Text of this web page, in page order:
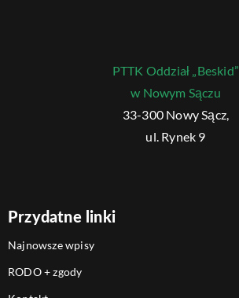
PTTK Oddział „Beskid”
w Nowym Sączu
33-300 Nowy Sącz,
ul. Rynek 9
Przydatne linki
Najnowsze wpisy
RODO + zgody